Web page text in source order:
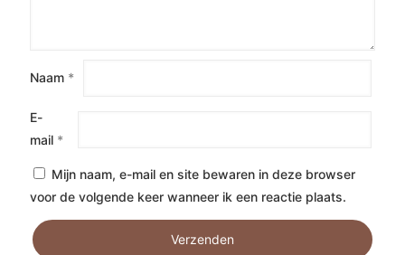
Naam *
E-
mail *
Mijn naam, e-mail en site bewaren in deze browser
voor de volgende keer wanneer ik een reactie plaats.